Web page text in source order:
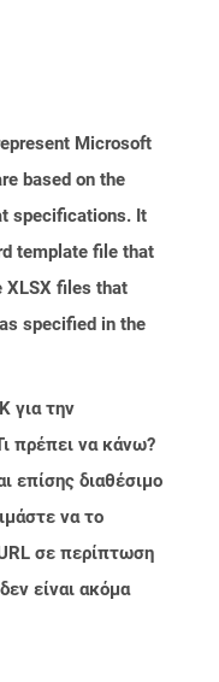
Microsoft
based on the
specifications. It
template file that
XLSX files that
specified in the
για την
πρέπει να κάνω?
επίσης διαθέσιμο
να το
σε περίπτωση
είναι ακόμα